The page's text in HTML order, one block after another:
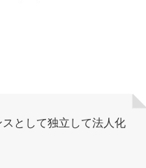
として独立して法人化